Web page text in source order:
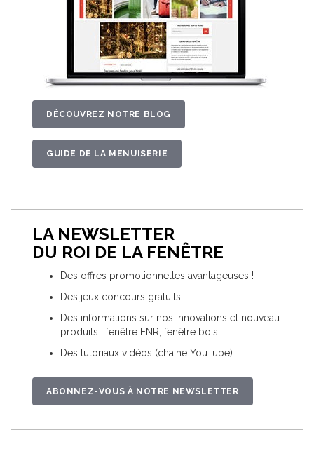
DÉCOUVREZ NOTRE BLOG
GUIDE DE LA MENUISERIE
LA NEWSLETTER
DU ROI DE LA FENÊTRE
Des offres promotionnelles avantageuses !
Des jeux concours gratuits.
Des informations sur nos innovations et nouveau
produits : fenêtre ENR, fenêtre bois ...
Des tutoriaux vidéos (chaine YouTube)
ABONNEZ-VOUS À NOTRE NEWSLETTER